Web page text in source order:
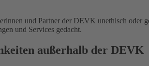
und Partner der DEVK unethisch oder
und Services gedacht.
außerhalb der DEVK